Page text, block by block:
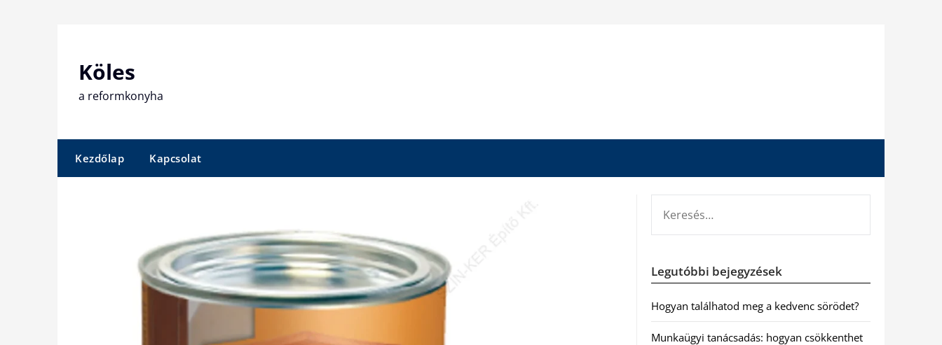
Köles
a reformkonyha
Kezdőlap Kapcsolat
Legutóbbi bejegyzések
Hogyan találhatod meg a kedvenc sörödet?
Munkaügyi tanácsadás: hogyan csökkenthet